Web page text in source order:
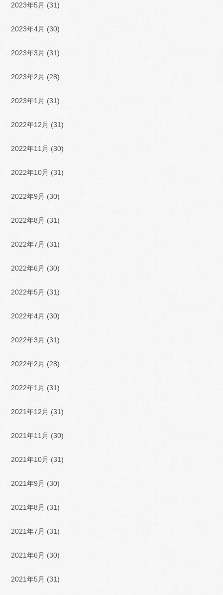
2023年5月 (31)
2023年4月 (30)
2023年3月 (31)
2023年2月 (28)
2023年1月 (31)
2022年12月 (31)
2022年11月 (30)
2022年10月 (31)
2022年9月 (30)
2022年8月 (31)
2022年7月 (31)
2022年6月 (30)
2022年5月 (31)
2022年4月 (30)
2022年3月 (31)
2022年2月 (28)
2022年1月 (31)
2021年12月 (31)
2021年11月 (30)
2021年10月 (31)
2021年9月 (30)
2021年8月 (31)
2021年7月 (31)
2021年6月 (30)
2021年5月 (31)